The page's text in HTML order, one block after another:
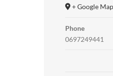
+ Google
Phone
0697249441